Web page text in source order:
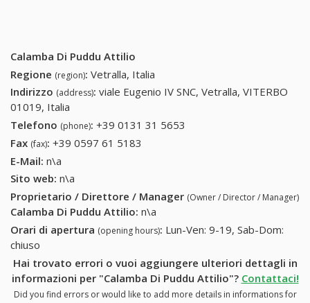
Calamba Di Puddu Attilio
Regione (region): Vetralla, Italia
Indirizzo (address): viale Eugenio IV SNC, Vetralla, VITERBO
01019, Italia
Telefono (phone): +39 0131 31 5653
Fax (fax): +39 0597 61 5183
E-Mail: n\a
Sito web: n\a
Proprietario / Direttore / Manager (Owner / Director / Manager)
Calamba Di Puddu Attilio: n\a
Orari di apertura (opening hours): Lun-Ven: 9-19, Sab-Dom:
chiuso
Hai trovato errori o vuoi aggiungere ulteriori dettagli in
informazioni per "Calamba Di Puddu Attilio"? Contattaci!
Did you find errors or would like to add more details in informations for